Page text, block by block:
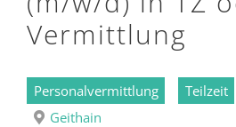
Vermittlung
Personalvermittlung Teilzeit
Geithain